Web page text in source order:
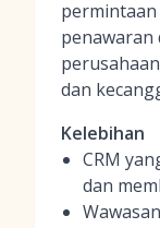
permintaan
penawaran
dan
Kelebihan
CRM
dan